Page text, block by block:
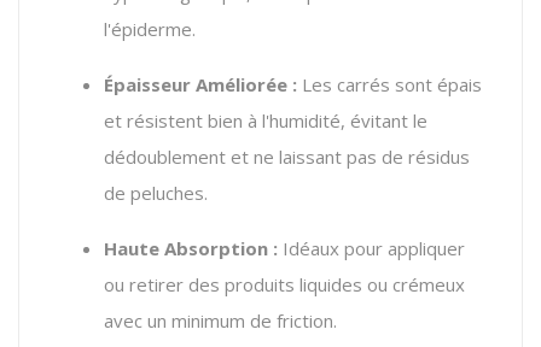
l'épiderme.
Épaisseur Améliorée : Les carrés sont épais
et résistent bien à l'humidité, évitant le
dédoublement et ne laissant pas de résidus
de peluches.
Haute Absorption : Idéaux pour appliquer
ou retirer des produits liquides ou crémeux
avec un minimum de friction.